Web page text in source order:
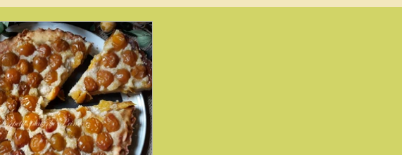
Courges, cucurbitacées
snack Foire au vin
sorbets, desserts glacés